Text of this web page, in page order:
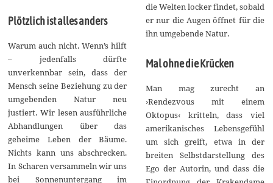
Plötzlich ist alles anders
Warum auch nicht. Wenn’s hilft
– jedenfalls dürfte
unverkennbar sein, dass der
Mensch seine Beziehung zu der
umgebenden Natur neu
justiert. Wir lesen ausführliche
Abhandlungen über das
geheime Leben der Bäume.
Nichts kann uns abschrecken.
In Scharen versammeln wir uns
bei Sonnenuntergang im
die Welten locker findet, sobald
er nur die Augen öffnet für die
ihn umgebende Natur.
Mal ohne die Krücken
Man mag zurecht an
›Rendezvous mit einem
Oktopus‹ kritteln, dass viel
amerikanisches Lebensgefühl
um sich greift, etwa in der
breiten Selbstdarstellung des
Ego der Autorin, und dass die